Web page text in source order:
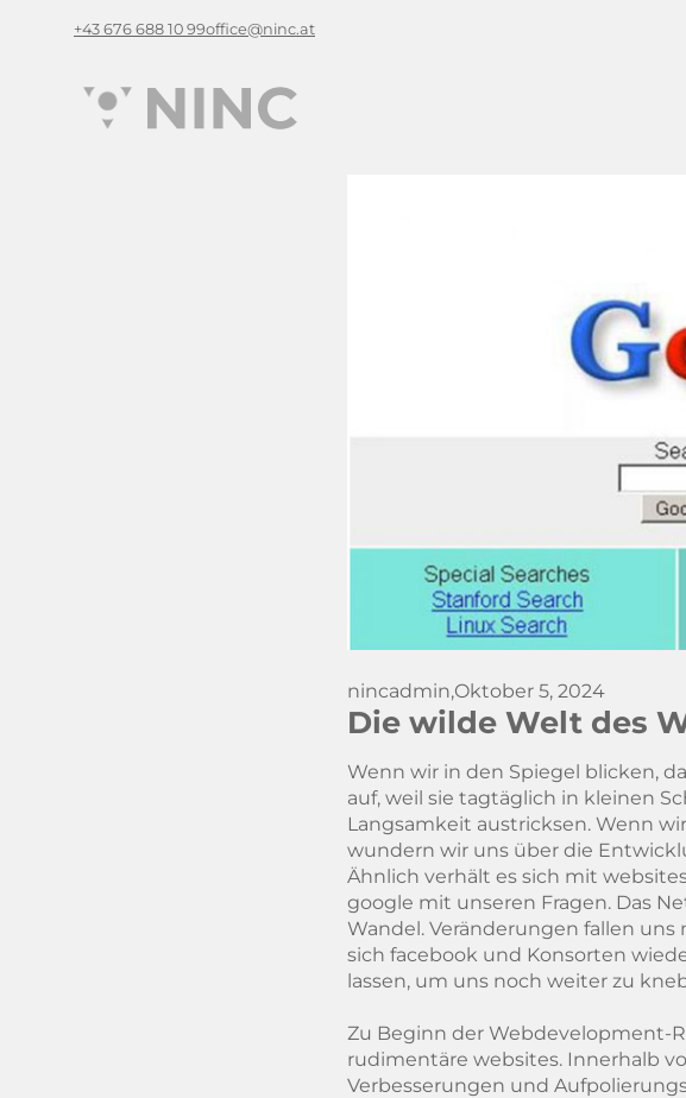
+43 676 688 10 99office@ninc.at
nincadmin,Oktober 5, 2024
Die wilde Welt des
Wenn wir in den Spiegel blicken,
auf, weil sie tagtäglich in kleinen
Langsamkeit austricksen. Wenn
wundern wir uns über die
Ähnlich verhält es sich mit
google mit unseren Fragen. Das
Wandel. Veränderungen fallen
sich facebook und Konsorten
lassen, um uns noch weiter zu
Zu Beginn der Webdevelopment-
rudimentäre websites. Innerhalb
Verbesserungen und